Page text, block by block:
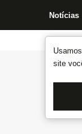
site
Notícias